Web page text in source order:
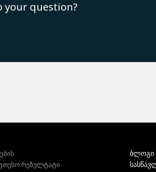
your question?
რეზულტატი
ბლოგი